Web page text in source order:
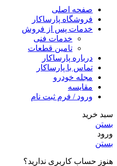
صفحه اصلی
فروشگاه پارساکار
خدمات پس از فروش
خدمات فنی
تامین قطعات
درباره پارساکار
تماس با پارساکار
مجله خودرو
مقایسه
ورود / فرم ثبت نام
سبد خرید
بستن
ورود
بستن
هنوز حساب کاربری ندارید؟